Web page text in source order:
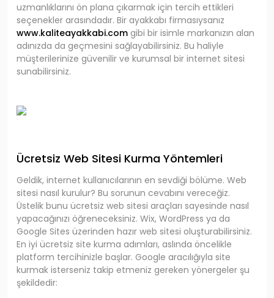
uzmanlıklarını ön plana çıkarmak için tercih ettikleri
seçenekler arasındadır. Bir ayakkabı firmasıysanız
www.kaliteayakkabi.com gibi bir isimle markanızın alan
adınızda da geçmesini sağlayabilirsiniz. Bu haliyle
müşterilerinize güvenilir ve kurumsal bir internet sitesi
sunabilirsiniz.
Ücretsiz Web Sitesi Kurma Yöntemleri
Geldik, internet kullanıcılarının en sevdiği bölüme. Web
sitesi nasıl kurulur? Bu sorunun cevabını vereceğiz.
Üstelik bunu ücretsiz web sitesi araçları sayesinde nasıl
yapacağınızı öğreneceksiniz. Wix, WordPress ya da
Google Sites üzerinden hazır web sitesi oluşturabilirsiniz.
En iyi ücretsiz site kurma adımları, aslında öncelikle
platform tercihinizle başlar. Google aracılığıyla site
kurmak isterseniz takip etmeniz gereken yönergeler şu
şekildedir: